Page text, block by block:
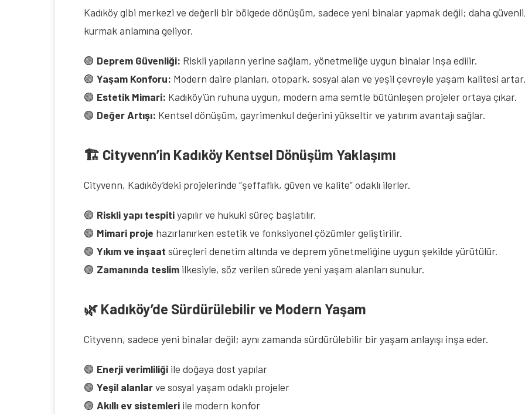
Kadıköy gibi merkezi ve değerli bir bölgede dönüşüm, sadece yeni binalar yapmak değil; daha
kurmak anlamına geliyor.
🟢 Deprem Güvenliği: Riskli yapıların yerine sağlam, yönetmeliğe uygun binalar inşa edilir.
🟢 Yaşam Konforu: Modern daire planları, otopark, sosyal alan ve yeşil çevreyle yaşam kalitesi artar.
🟢 Estetik Mimari: Kadıköy’ün ruhuna uygun, modern ama semtle bütünleşen projeler ortaya çıkar.
🟢 Değer Artışı: Kentsel dönüşüm, gayrimenkul değerini yükseltir ve yatırım avantajı sağlar.
🏗️ Cityvenn’in Kadıköy Kentsel Dönüşüm Yaklaşımı
Cityvenn, Kadıköy’deki projelerinde “şeffaflık, güven ve kalite” odaklı ilerler.
🟢 Riskli yapı tespitiyapılır ve hukuki süreç başlatılır.
🟢 Mimari proje hazırlanırken estetik ve fonksiyonel çözümler geliştirilir.
🟢 Yıkım ve inşaat süreçleri denetim altında ve deprem yönetmeliğine uygun şekilde yürütülür.
🟢 Zamanında teslim ilkesiyle, söz verilen sürede yeni yaşam alanları sunulur.
🌿 Kadıköy’de Sürdürülebilir ve Modern Yaşam
Cityvenn, sadece yeni binalar değil; aynı zamanda sürdürülebilir bir yaşam anlayışı inşa eder.
🟢 Enerji verimliliği ile doğaya dost yapılar
🟢 Yeşil alanlarve sosyal yaşam odaklı projeler
🟢 Akıllı ev sistemleri ile modern konfor